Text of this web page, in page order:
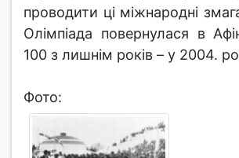
проводити ці міжнародні
Олімпіада повернулася в
100 з лишнім років – у 2004.
Фото: